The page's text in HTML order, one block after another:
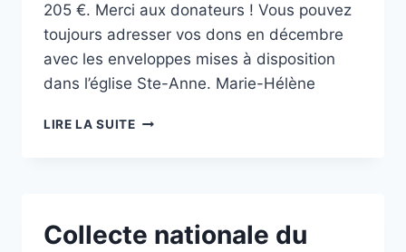
205 €. Merci aux donateurs ! Vous pouvez
toujours adresser vos dons en décembre
avec les enveloppes mises à disposition
dans l’église Ste-Anne. Marie-Hélène
LIRE LA SUITESOLIDARITÉS
Collecte nationale du